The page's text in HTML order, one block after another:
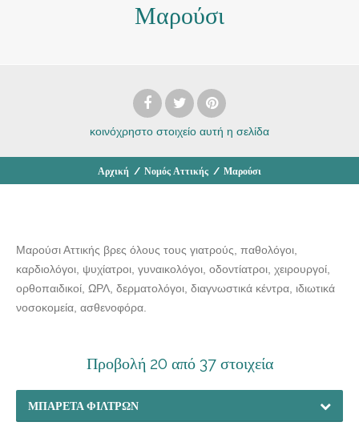
Μαρούσι
κοινόχρηστο στοιχείο αυτή η σελίδα
Αρχική / Νομός Αττικής / Μαρούσι
Μαρούσι Αττικής βρες όλους τους γιατρούς, παθολόγοι,
καρδιολόγοι, ψυχίατροι, γυναικολόγοι, οδοντίατροι, χειρουργοί,
ορθοπαιδικοί, ΩΡΛ, δερματολόγοι, διαγνωστικά κέντρα, ιδιωτικά
νοσοκομεία, ασθενοφόρα.
Προβολή 20 από 37 στοιχεία
ΜΠΑΡΈΤΑ ΦΊΛΤΡΩΝ